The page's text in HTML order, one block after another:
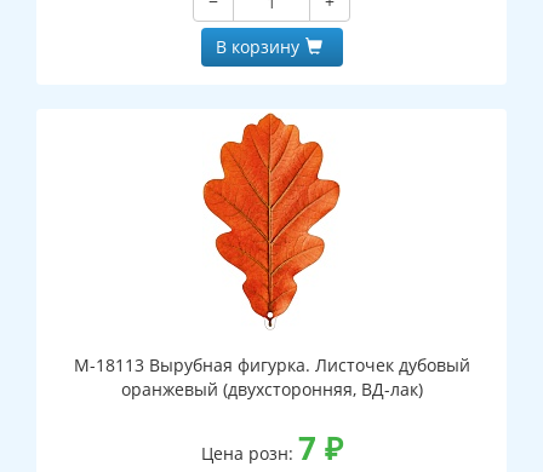
В корзину
М-18113 Вырубная фигурка. Листочек дубовый
оранжевый (двухсторонняя, ВД-лак)
Цена розн: 7 ₽